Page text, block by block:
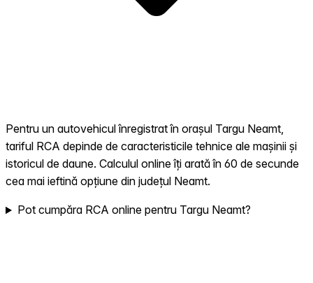
Pentru un autovehicul înregistrat în orașul Targu Neamt,
tariful RCA depinde de caracteristicile tehnice ale mașinii și
istoricul de daune. Calculul online îți arată în 60 de secunde
cea mai ieftină opțiune din județul Neamt.
Pot cumpăra RCA online pentru Targu Neamt?